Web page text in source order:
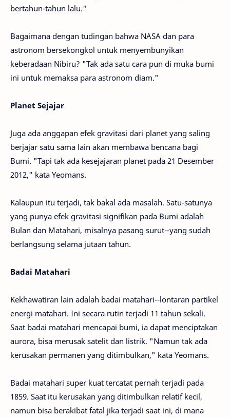
bertahun-tahun lalu."
Bagaimana dengan tudingan bahwa NASA dan para
astronom bersekongkol untuk menyembunyikan
keberadaan Nibiru? "Tak ada satu cara pun di muka bumi
ini untuk memaksa para astronom diam."
Planet Sejajar
Juga ada anggapan efek gravitasi dari planet yang saling
berjajar satu sama lain akan membawa bencana bagi
Bumi. "Tapi tak ada kesejajaran planet pada 21 Desember
2012," kata Yeomans.
Kalaupun itu terjadi, tak bakal ada masalah. Satu-satunya
yang punya efek gravitasi signifikan pada Bumi adalah
Bulan dan Matahari, misalnya pasang surut--yang sudah
berlangsung selama jutaan tahun.
Badai Matahari
Kekhawatiran lain adalah badai matahari--lontaran partikel
energi matahari. Ini secara rutin terjadi 11 tahun sekali.
Saat badai matahari mencapai bumi, ia dapat menciptakan
aurora, bisa merusak satelit dan listrik. "Namun tak ada
kerusakan permanen yang ditimbulkan," kata Yeomans.
Badai matahari super kuat tercatat pernah terjadi pada
1859. Saat itu kerusakan yang ditimbulkan relatif kecil,
namun bisa berakibat fatal jika terjadi saat ini, di mana